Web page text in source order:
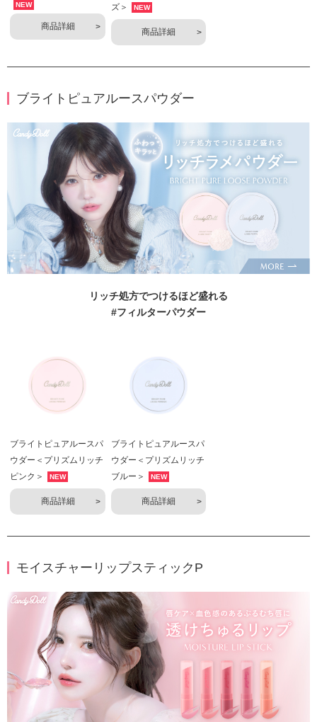
NEW
商品詳細
ズ＞
NEW
商品詳細
ブライトピュアルースパウダー
リッチ処方でつけるほど盛れる
#フィルターパウダー
ブライトピュアルースパ
ウダー＜プリズムリッチ
ピンク＞
NEW
商品詳細
ブライトピュアルースパ
ウダー＜プリズムリッチ
ブルー＞
NEW
商品詳細
モイスチャーリップスティックP